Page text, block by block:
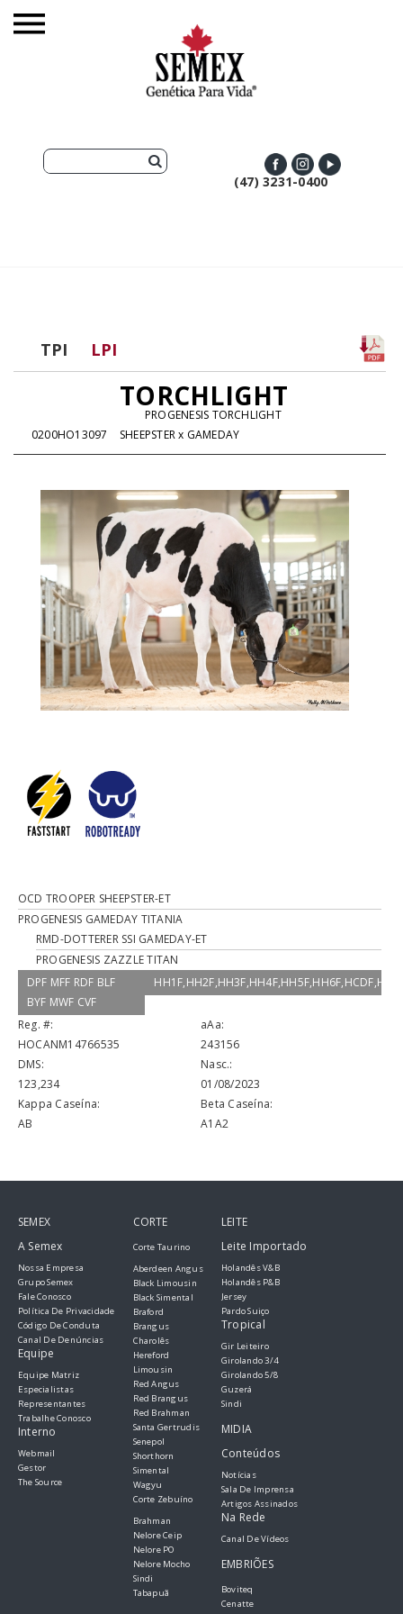
(47) 3231-0400
TPI LPI
TORCHLIGHT
PROGENESIS TORCHLIGHT
0200HO13097
SHEEPSTER x GAMEDAY
OCD TROOPER SHEEPSTER-ET
PROGENESIS GAMEDAY TITANIA
RMD-DOTTERER SSI GAMEDAY-ET
PROGENESIS ZAZZLE TITAN
DPF MFF RDF BLF
BYF MWF CVF
Reg. #:
HOCANM14766535
aAa:
243156
DMS:
123,234
Nasc.:
01/08/2023
Kappa Caseína:
AB
Beta Caseína:
A1A2
SEMEX
A Semex
Nossa Empresa
Grupo Semex
Fale Conosco
Política De Privacidade
Código De Conduta
Canal De Denúncias
Equipe
Equipe Matriz
Especialistas
Representantes
Trabalhe Conosco
Interno
Webmail
Gestor
The Source
CORTE
Corte Taurino
Aberdeen Angus
Black Limousin
Black Simental
Braford
Brangus
Charolês
Hereford
Limousin
Red Angus
Red Brangus
Red Brahman
Santa Gertrudis
Senepol
Shorthorn
Simental
Wagyu
Corte Zebuíno
Brahman
Nelore Ceip
Nelore PO
Nelore Mocho
Sindi
Tabapuã
LEITE
Leite Importado
Holandês V&B
Holandês P&B
Jersey
Pardo Suiço
Tropical
Gir Leiteiro
Girolando 3/4
Girolando 5/8
Guzerá
Sindi
MIDIA
Conteúdos
Notícias
Sala De Imprensa
Artigos Assinados
Na Rede
Canal De Vídeos
EMBRIÕES
Boviteq
Cenatte